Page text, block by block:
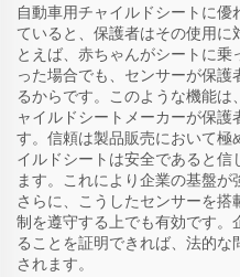
自動車用チャイルドシートに
ていると、保護者はその使用
とえば、赤ちゃんがシートに
った場合でも、センサーが保
るからです。このような機能
ャイルドシートメーカーが保
す。信頼は製品販売において極
イルドシートは安全であると信
ます。これにより企業の基盤が
さらに、こうしたセンサーを
制を遵守する上でも有効です
ることを証明できれば、法的
されます。